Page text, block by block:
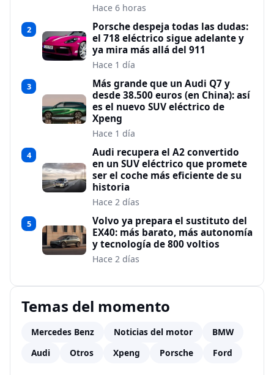
Hace 6 horas
2
Porsche despeja todas las dudas:
el 718 eléctrico sigue adelante y
ya mira más allá del 911
Hace 1 día
3
Más grande que un Audi Q7 y
desde 38.500 euros (en China): así
es el nuevo SUV eléctrico de
Xpeng
Hace 1 día
4
Audi recupera el A2 convertido
en un SUV eléctrico que promete
ser el coche más eficiente de su
historia
Hace 2 días
5
Volvo ya prepara el sustituto del
EX40: más barato, más autonomía
y tecnología de 800 voltios
Hace 2 días
Temas del momento
Mercedes Benz Noticias del motor
BMW
Audi
Otros Xpeng Porsche Ford